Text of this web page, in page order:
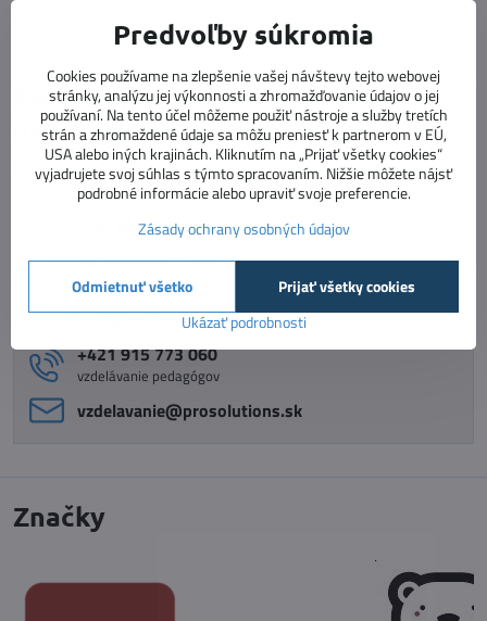
Predchádzajúci produkt Nasledujúci produkt
Potrebujete poradiť s
objednávkou?
Neváhajte nás kontaktovať :)
Stav objednávky
+421 918 322 199
e-shop
info​@vnimavedeti​.sk
+421 915 773 060
vzdelávanie pedagógov
vzdelavanie​@prosolutions​.sk
Značky
Predvoľby súkromia
Cookies používame na zlepšenie vašej návštevy tejto webovej
stránky, analýzu jej výkonnosti a zhromažďovanie údajov o jej
používaní. Na tento účel môžeme použiť nástroje a služby tretích
strán a zhromaždené údaje sa môžu preniesť k partnerom v EÚ,
USA alebo iných krajinách. Kliknutím na „Prijať všetky cookies“
vyjadrujete svoj súhlas s týmto spracovaním. Nižšie môžete nájsť
podrobné informácie alebo upraviť svoje preferencie.
Zásady ochrany osobných údajov
Ukázať podrobnosti
Prijať všetky cookies
Odmietnuť všetko